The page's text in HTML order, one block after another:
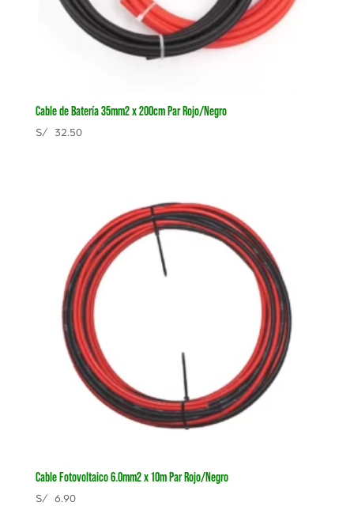
Cable de Batería 35mm2 x 200cm Par Rojo/Negro
S/32.50
Cable Fotovoltaico 6.0mm2 x 10m Par Rojo/Negro
S/6.90